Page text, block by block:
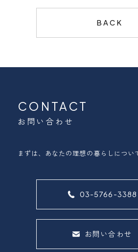
BACK
CONTACT
お問い合わせ
まずは、あなたの理想の暮らしについ
03-5766-3388
お問い合わせ